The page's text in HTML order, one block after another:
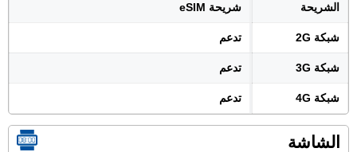
الشريحة شريحة eSIM
شبكة 2G تدعم
شبكة 3G تدعم
شبكة 4G تدعم
الشاشة